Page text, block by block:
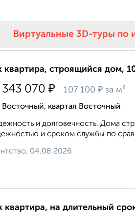
Виртуальные 3D-туры по
квартира, строящийся дом,
343 070 ₽ 107 100 ₽ за м²
квартал Восточный
и долговечность. Дома
и сроком службы по
04.08.2026
квартира, на длительный